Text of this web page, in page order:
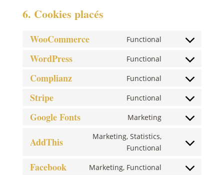
6. Cookies placés
WooCommerce Functional
Consent
woocommerce
WordPress Functional
Consent
wordpress
Complianz Functional
Consent
complianz
Stripe Functional
Consent
Google Fonts Marketing
Consent
service
fonts
AddThis
Marketing, Statistics,
Functional
Consent
service
Facebook Marketing, Functional
Consent